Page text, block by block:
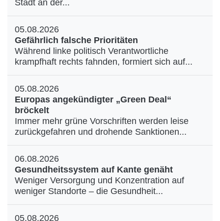
Stadt an der...
05.08.2026
Gefährlich falsche Prioritäten
Während linke politisch Verantwortliche
krampfhaft rechts fahnden, formiert sich auf...
05.08.2026
Europas angekündigter „Green Deal“
bröckelt
Immer mehr grüne Vorschriften werden leise
zurückgefahren und drohende Sanktionen...
06.08.2026
Gesundheitssystem auf Kante genäht
Weniger Versorgung und Konzentration auf
weniger Standorte – die Gesundheit...
05.08.2026